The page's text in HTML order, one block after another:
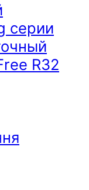
серии
R32